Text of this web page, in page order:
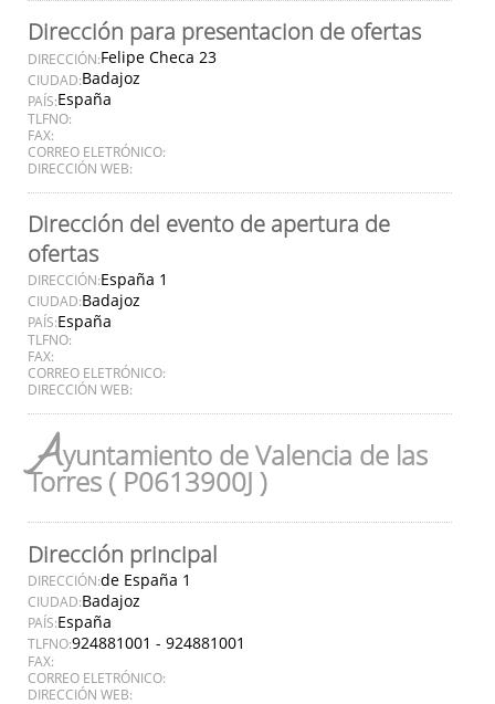
Dirección para presentacion de ofertas
DIRECCIÓN:Felipe Checa 23
CIUDAD:Badajoz
PAÍS:España
TLFNO:
FAX:
CORREO ELETRÓNICO:
DIRECCIÓN WEB:
Dirección del evento de apertura de
ofertas
DIRECCIÓN:España 1
CIUDAD:Badajoz
PAÍS:España
TLFNO:
FAX:
CORREO ELETRÓNICO:
DIRECCIÓN WEB:
Ayuntamiento de Valencia de las
Torres ( P0613900J )
Dirección principal
DIRECCIÓN:de España 1
CIUDAD:Badajoz
PAÍS:España
TLFNO:924881001 - 924881001
FAX:
CORREO ELETRÓNICO:
DIRECCIÓN WEB: